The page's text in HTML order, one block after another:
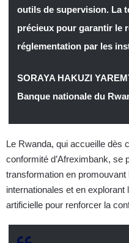
outils de supervision. La
précieux pour garantir le
réglementation par les
SORAYA HAKUZI
Banque nationale du
Le Rwanda, qui accueille dès
conformité d’Afreximbank,
transformation en
internationales et en explorant
artificielle pour renforcer la